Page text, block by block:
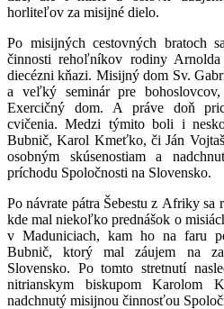
horliteľov za misijné dielo.
Po misijných cestovných bratoch
činnosti rehoľníkov rodiny Arnolda
diecézni kňazi. Misijný dom Sv.
a veľký seminár pre
Exercičný dom. A práve doň
cvičenia. Medzi týmito boli i
Bubnič, Karol Kmeťko, či Ján
osobným skúsenostiam a
príchodu Spoločnosti na Slovensko.
Po návrate pátra Šebestu z Afriky
kde mal niekoľko prednášok o
v Maduniciach, kam ho na faru
Bubnič, ktorý mal záujem na
Slovensko. Po tomto stretnutí
nitrianskym biskupom Karolom
nadchnutý misijnou činnosťou